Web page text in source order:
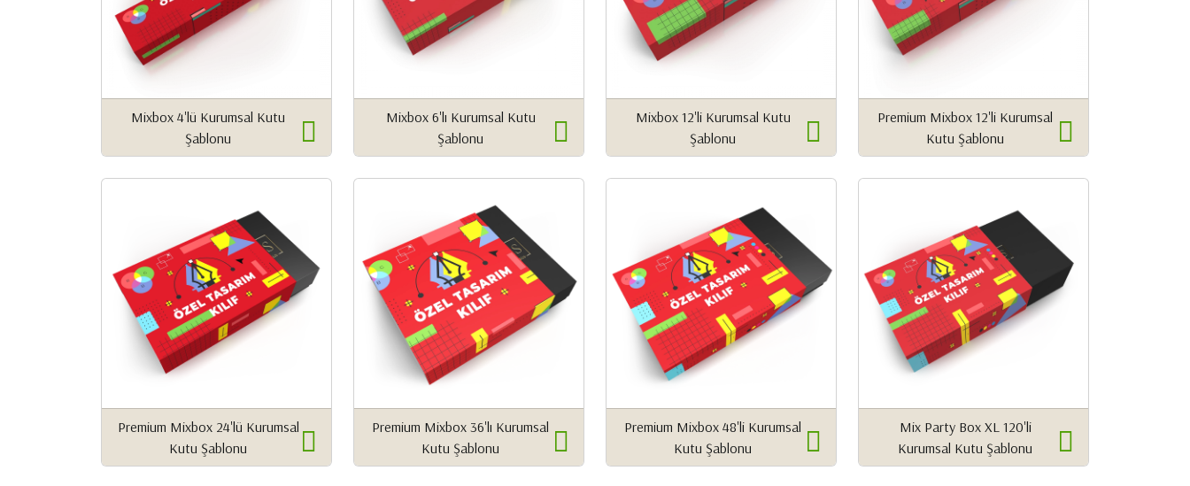
Mixbox 4'lü Kurumsal Kutu
Şablonu
Mixbox 6'lı Kurumsal Kutu
Şablonu
Mixbox 12'li Kurumsal Kutu
Şablonu
Premium Mixbox 12'li Kurumsal
Kutu Şablonu
Premium Mixbox 24'lü Kurumsal
Kutu Şablonu
Premium Mixbox 36'lı Kurumsal
Kutu Şablonu
Premium Mixbox 48'li Kurumsal
Kutu Şablonu
Mix Party Box XL 120'li
Kurumsal Kutu Şablonu